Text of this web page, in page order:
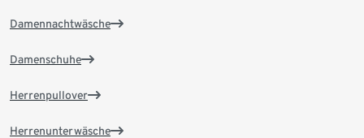
Damennachtwäsche
Damenschuhe
Herrenpullover
Herrenunterwäsche